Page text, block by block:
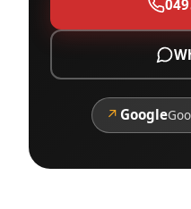
↗ Google